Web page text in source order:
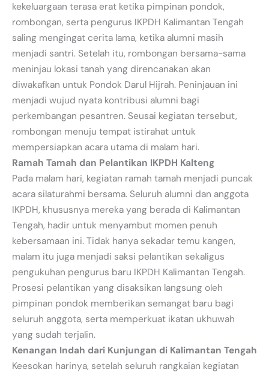
kekeluargaan terasa erat ketika pimpinan pondok,
rombongan, serta pengurus IKPDH Kalimantan Tengah
saling mengingat cerita lama, ketika alumni masih
menjadi santri. Setelah itu, rombongan bersama-sama
meninjau lokasi tanah yang direncanakan akan
diwakafkan untuk Pondok Darul Hijrah. Peninjauan ini
menjadi wujud nyata kontribusi alumni bagi
perkembangan pesantren. Seusai kegiatan tersebut,
rombongan menuju tempat istirahat untuk
mempersiapkan acara utama di malam hari.
Ramah Tamah dan Pelantikan IKPDH Kalteng
Pada malam hari, kegiatan ramah tamah menjadi puncak
acara silaturahmi bersama. Seluruh alumni dan anggota
IKPDH, khususnya mereka yang berada di Kalimantan
Tengah, hadir untuk menyambut momen penuh
kebersamaan ini. Tidak hanya sekadar temu kangen,
malam itu juga menjadi saksi pelantikan sekaligus
pengukuhan pengurus baru IKPDH Kalimantan Tengah.
Prosesi pelantikan yang disaksikan langsung oleh
pimpinan pondok memberikan semangat baru bagi
seluruh anggota, serta memperkuat ikatan ukhuwah
yang sudah terjalin.
Kenangan Indah dari Kunjungan di Kalimantan Tengah
Keesokan harinya, setelah seluruh rangkaian kegiatan